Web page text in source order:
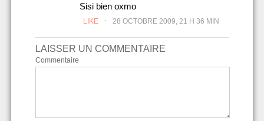
Sisi bien oxmo
LIKE . 28 OCTOBRE 2009, 21 H 36 MIN
LAISSER UN COMMENTAIRE
Commentaire